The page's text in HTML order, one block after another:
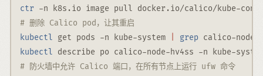
ctr -n k8s.io image pull docker.io/calico/kube-
# 删除 Calico pod，让其重启
kubectl get pods -n kube-system grep calico-node-
kubectl describe po calico-node-hv4ss -n kube-
# 防火墙中允许 Calico 端口，在所有节点上运行 ufw 命令